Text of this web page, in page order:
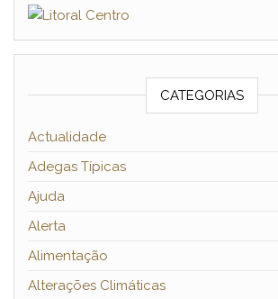
CATEGORIAS
Actualidade
Adegas Típicas
Ajuda
Alerta
Alimentação
Alterações Climáticas